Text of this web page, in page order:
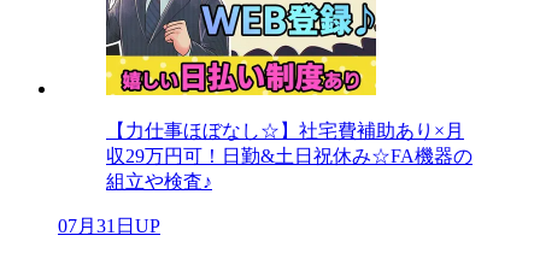
【力仕事ほぼなし☆】社宅費補助あり×月
収29万円可！日勤&土日祝休み☆FA機器の
組立や検査♪
07月31日UP